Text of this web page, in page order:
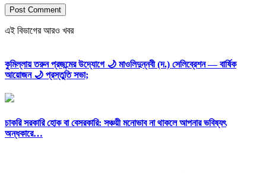
এই বিভাগের আরও খবর
কুমিল্লায় তরুন প্রজন্মের উদ্যোগে 🌙 মাওলিদুন্নবী (দ.) সেলিব্রেশন — বার্ষিক
আয়োজন 🌙 প্রস্তুতি সভা;
চাকরি সরকারি হোক বা বেসরকারি: সঞ্চয়ী মনোভাব না থাকলে আপনার ভবিষ্যৎ
অন্ধকারে…